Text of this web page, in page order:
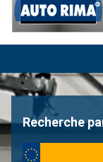
Recherche